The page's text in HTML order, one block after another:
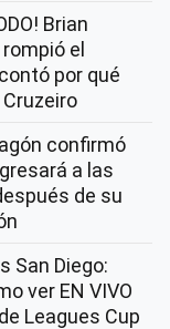
Brian
el
por qué
confirmó
a las
de su
San Diego:
ver EN VIVO
Leagues Cup